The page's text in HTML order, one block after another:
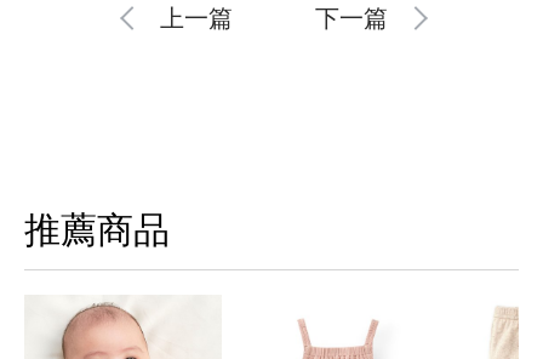
上一篇 下一篇
推薦商品